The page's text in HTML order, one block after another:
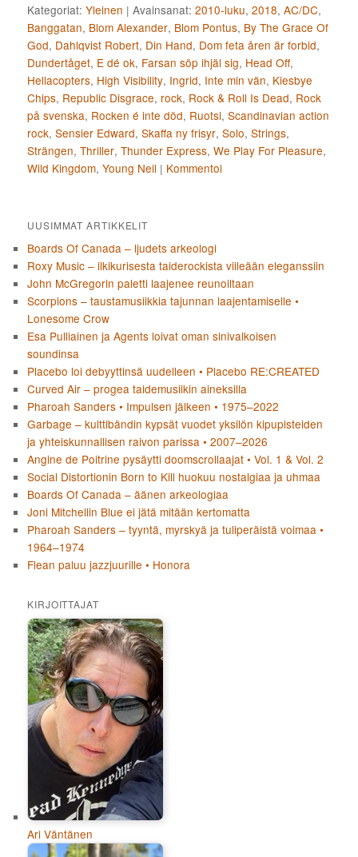
Kategoriat: Yleinen |Avainsanat: 2010-luku,2018,AC/DC,
Banggatan, Blom Alexander, Blom Pontus, By The Grace Of
God, Dahlqvist Robert, Din Hand, Dom feta åren är forbid,
Dundertåget, E dé ok, Farsan söp ihjäl sig, Head Off,
Hellacopters, High Visibility, Ingrid, Inte min vän, Kiesbye
Chips, Republic Disgrace, rock, Rock & Roll Is Dead, Rock
på svenska, Rocken é inte död, Ruotsi,Scandinavian action
rock,Sensier Edward,Skaffa ny frisyr,Solo,Strings,
Strängen,Thriller,Thunder Express,We Play For Pleasure,
Wild Kingdom,Young Neil | Kommentoi
UUSIMMAT ARTIKKELIT
Boards Of Canada – ljudets arkeologi
Roxy Music – ilkikurisesta taiderockista viileään eleganssiin
John McGregorin paletti laajenee reunoiltaan
Scorpions – taustamusiikkia tajunnan laajentamiselle •
Lonesome Crow
Esa Pulliainen ja Agents loivat oman sinivalkoisen
soundinsa
Placebo loi debyyttinsä uudelleen • Placebo RE:CREATED
Curved Air – progea taidemusiikin aineksilla
Pharoah Sanders • Impulsen jälkeen • 1975–2022
Garbage – kulttibändin kypsät vuodet yksilön kipupisteiden
ja yhteiskunnallisen raivon parissa • 2007–2026
Angine de Poitrine pysäytti doomscrollaajat • Vol. 1 & Vol. 2
Social Distortionin Born to Kill huokuu nostalgiaa ja uhmaa
Boards Of Canada – äänen arkeologiaa
Joni Mitchellin Blue ei jätä mitään kertomatta
Pharoah Sanders – tyyntä, myrskyä ja tuliperäistä voimaa •
1964–1974
Flean paluu jazzjuurille • Honora
KIRJOITTAJAT
Ari Väntänen